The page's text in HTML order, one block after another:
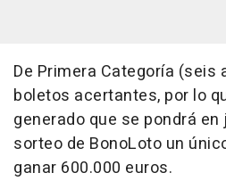
De Primera Categoría
boletos acertantes, por lo
generado que se pondrá
sorteo de BonoLoto un
ganar 600.000 euros.